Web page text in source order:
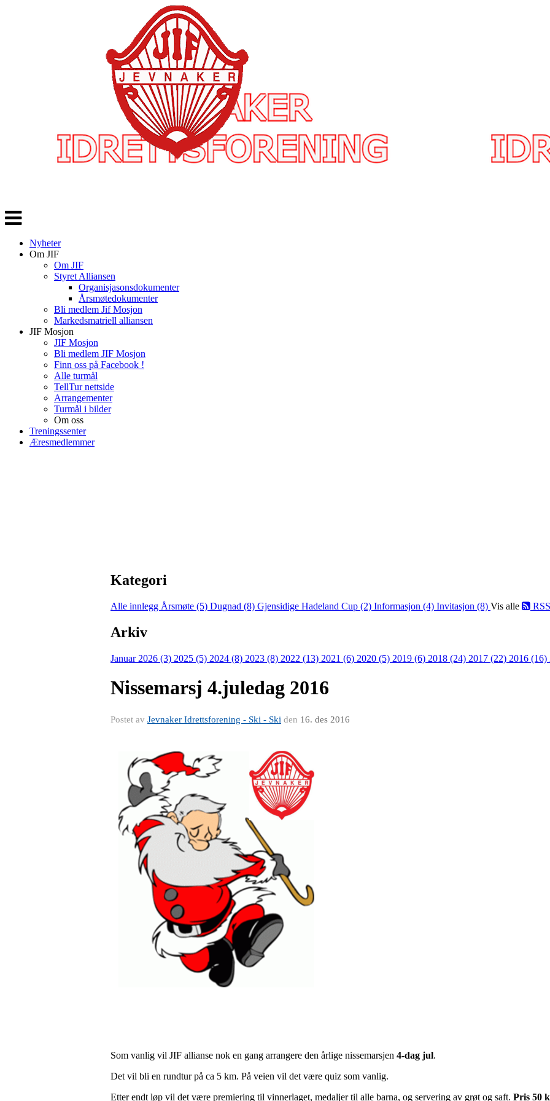
Veksle
navigasjon
Nyheter
Om JIF
Om JIF
Styret Alliansen
Organisjasonsdokumenter
Årsmøtedokumenter
Bli medlem Jif Mosjon
Markedsmatriell alliansen
JIF Mosjon
JIF Mosjon
Bli medlem JIF Mosjon
Finn oss på Facebook !
Alle turmål
TellTur nettside
Arrangementer
Turmål i bilder
Om oss
Treningssenter
Æresmedlemmer
Kategori
Alle innlegg Årsmøte (5) Dugnad (8) Gjensidige Hadeland Cup (2) Informasjon (4) Invitasjon (8) Vis alle RSS
Arkiv
Januar 2026 (3) 2025 (5) 2024 (8) 2023 (8) 2022 (13) 2021 (6) 2020 (5) 2019 (6) 2018 (24) 2017 (22) 2016 (16)
Nissemarsj 4.juledag 2016
Postet av Jevnaker Idrettsforening - Ski - Ski den 16. des 2016
Som vanlig vil JIF allianse nok en gang arrangere den årlige nissemarsjen 4-dag jul.
Det vil bli en rundtur på ca 5 km. På veien vil det være quiz som vanlig.
Etter endt løp vil det være premiering til vinnerlaget, medaljer til alle barna, og servering av grøt og saft. Pris 50